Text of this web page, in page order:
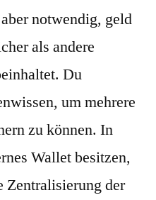
notwendig, geld
als andere
Du
um mehrere
zu können. In
Wallet besitzen,
Zentralisierung der